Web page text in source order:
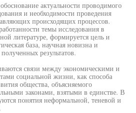
актуальности проводимого
и необходимости проведения
происходящих процессов.
темы исследования в
литературе, формируется цель и
база, научная новизна и
результатов.
связи между экономическими и
социальной жизни, как способа
общества, объясняемого
законами, взятыми в единстве. В
понятия неформальной, теневой и